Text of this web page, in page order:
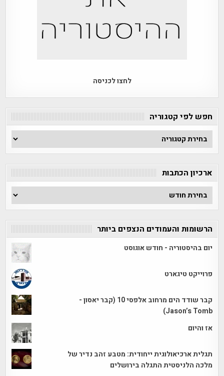
לחצו לכניסה
חפש לפי קטגוריה
חפש
לפי
קטגוריה
ארכיון הכתבות
ארכיון
הכתבות
הרשומות והעמודים הנצפים ביותר
יום בהיסטוריה - חודש אוגוסט
פרוייקט טיגארט
קבר שודד הים מרחוב אלפסי 10 (קבר יאסון -
Jason’s Tomb)
אז והיום
תגלית ארכיאולוגית ייחודית: מטבע זהב נדיר של
מלכה הלניסטית התגלה בירושלים